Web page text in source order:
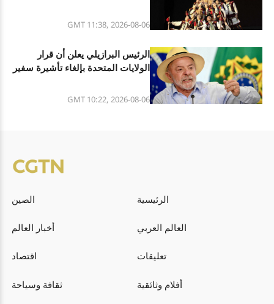
GMT 11:38, 2026-08-06
الرئيس البرازيلي يعلن أن قرار
الولايات المتحدة بإلغاء تأشيرة سفير
GMT 10:22, 2026-08-06
الصين الرئيسية
أخبار العالم العالم العربي
اقتصاد تعليقات
ثقافة وسياحة أفلام وثائقية